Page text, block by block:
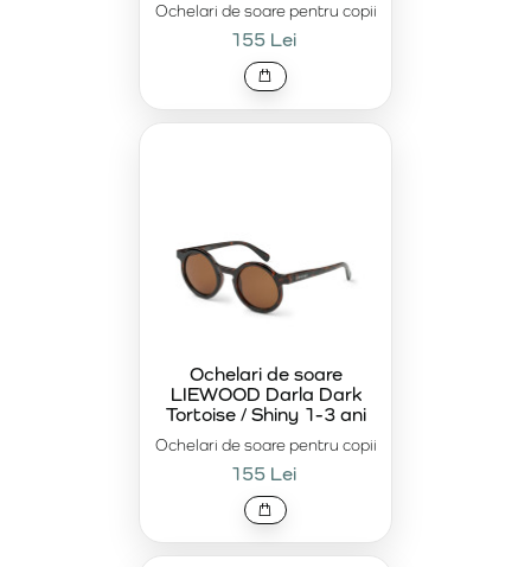
Ochelari de soare pentru copii
155 Lei
Ochelari de soare pentru copii
Ochelari de soare
LIEWOOD Darla Dark
Tortoise / Shiny 1-3 ani
155 Lei